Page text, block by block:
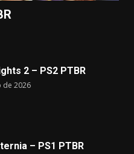
2 – PS2 PTBR
de 2026
– PS1 PTBR